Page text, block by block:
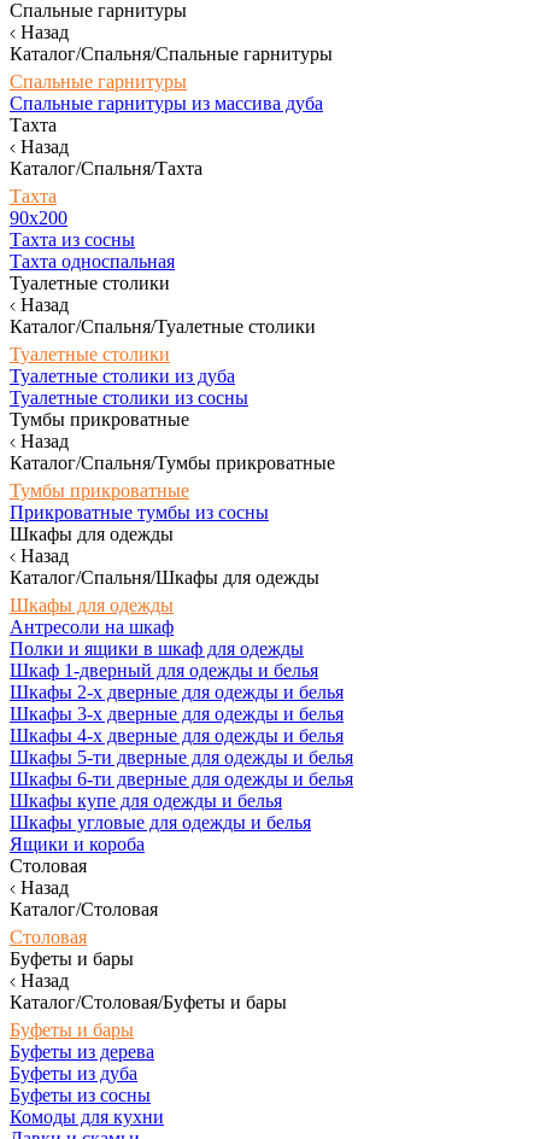
Спальные гарнитуры
Назад
Каталог/Спальня/Спальные гарнитуры
Спальные гарнитуры
Спальные гарнитуры из массива дуба
Тахта
Назад
Каталог/Спальня/Тахта
Тахта
90х200
Тахта из сосны
Тахта односпальная
Туалетные столики
Назад
Каталог/Спальня/Туалетные столики
Туалетные столики
Туалетные столики из дуба
Туалетные столики из сосны
Тумбы прикроватные
Назад
Каталог/Спальня/Тумбы прикроватные
Тумбы прикроватные
Прикроватные тумбы из сосны
Шкафы для одежды
Назад
Каталог/Спальня/Шкафы для одежды
Шкафы для одежды
Антресоли на шкаф
Полки и ящики в шкаф для одежды
Шкаф 1-дверный для одежды и белья
Шкафы 2-х дверные для одежды и белья
Шкафы 3-х дверные для одежды и белья
Шкафы 4-х дверные для одежды и белья
Шкафы 5-ти дверные для одежды и белья
Шкафы 6-ти дверные для одежды и белья
Шкафы купе для одежды и белья
Шкафы угловые для одежды и белья
Ящики и короба
Столовая
Назад
Каталог/Столовая
Столовая
Буфеты и бары
Назад
Каталог/Столовая/Буфеты и бары
Буфеты и бары
Буфеты из дерева
Буфеты из дуба
Буфеты из сосны
Комоды для кухни